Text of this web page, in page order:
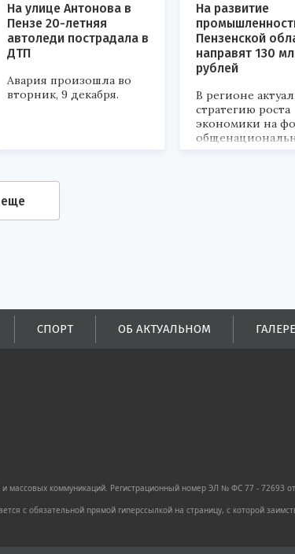
На улице Антонова в
Пензе 20-летняя
автоледи пострадала в
ДТП
Авария произошла во
вторник, 9 декабря.
На развитие
Пензенской
направят 130
рублей
В регионе
стратегию роста
экономики на
целей.
еще
СПОРТ ОБ АКТУАЛЬНОМ
массовых коммуникаций. Регистрационный номер ЭЛ № ФС 77 - 72693
с обязательной прямой гиперссылкой на страницу, с которой